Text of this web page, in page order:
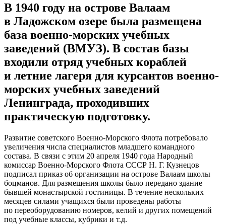
В 1940 году на острове Валаам
в Ладожском озере была размещена
база военно-морских учебных
заведений (ВМУЗ). В состав базы
входили отряд учебных кораблей
и летние лагеря для курсантов военно-
морских учебных заведений
Ленинграда, проходивших
практическую подготовку.
Развитие советского Военно-Морского Флота потребовало
увеличения числа специалистов младшего командного
состава. В связи с этим 20 апреля 1940 года Народный
комиссар Военно-Морского Флота СССР Н. Г. Кузнецов
подписал приказ об организации на острове Валаам школы
боцманов. Для размещения школы было передано здание
бывшей монастырской гостиницы. В течение нескольких
месяцев силами учащихся были проведены работы
по переоборудованию номеров, келий и других помещений
под учебные классы, кубрики и т.д.